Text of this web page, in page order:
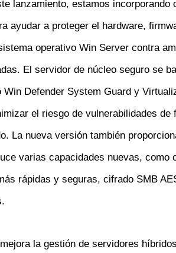
lanzamiento, estamos incorporando
ayudar a proteger el hardware,
operativo Win Server contra
El servidor de núcleo seguro se
Defender System Guard y
el riesgo de vulnerabilidades de
La nueva versión también
varias capacidades nuevas, como
rápidas y seguras, cifrado SMB
la gestión de servidores